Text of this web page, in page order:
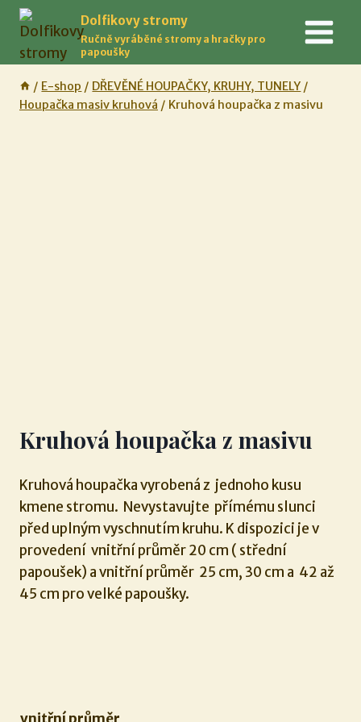
Přeskočit
obsah
Dolfikovy stromy
Ručně vyráběné stromy a hračky pro
papoušky
/ E-shop / DŘEVĚNÉ HOUPAČKY, KRUHY, TUNELY /
Houpačka masiv kruhová / Kruhová houpačka z masivu
Kruhová houpačka z masivu
Kruhová houpačka vyrobená z jednoho kusu
kmene stromu. Nevystavujte přímému slunci
před uplným vyschnutím kruhu. K dispozici je v
provedení vnitřní průměr 20 cm ( střední
papoušek) a vnitřní průměr 25 cm, 30 cm a 42 až
45 cm pro velké papoušky.